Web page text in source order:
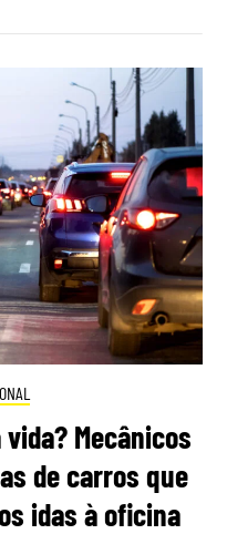
Mecânicos
de carros que
idas à oficina